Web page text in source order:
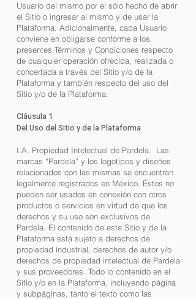
Usuario del mismo por el sólo hecho de abrir
el Sitio o ingresar al mismo y de usar la
Plataforma. Adicionalmente, cada Usuario
conviene en obligarse conforme a los
presentes Términos y Condiciones respecto
de cualquier operación ofrecida, realizada o
concertada a través del Sitio y/o de la
Plataforma y también respecto del uso del
Sitio y/o de la Plataforma.
Cláusula 1
Del Uso del Sitio y de la Plataforma
I.A. Propiedad Intelectual de Pardela. Las
marcas “Pardela” y los logotipos y diseños
relacionados con las mismas se encuentran
legalmente registrados en México. Éstos no
pueden ser usados en conexión con otros
productos o servicios en virtud de que los
derechos y su uso son exclusivos de
Pardela. El contenido de este Sitio y de la
Plataforma está sujeto a derechos de
propiedad industrial, derechos de autor y/o
derechos de propiedad intelectual de Pardela
y sus proveedores. Todo lo contenido en el
Sitio y/o en la Plataforma, incluyendo página
y subpáginas, tanto el texto como las